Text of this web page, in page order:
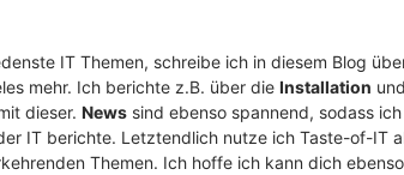
IT Themen, schreibe ich in diesem Blog
mehr. Ich berichte z.B. über die Installation und
dieser. News sind ebenso spannend, sodass
IT berichte. Letztendlich nutze ich Taste-of-IT
Themen. Ich hoffe ich kann dich